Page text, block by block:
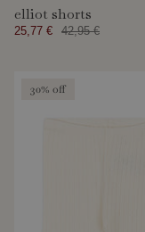
elliot shorts
25,77 € 42,95 €
30% off